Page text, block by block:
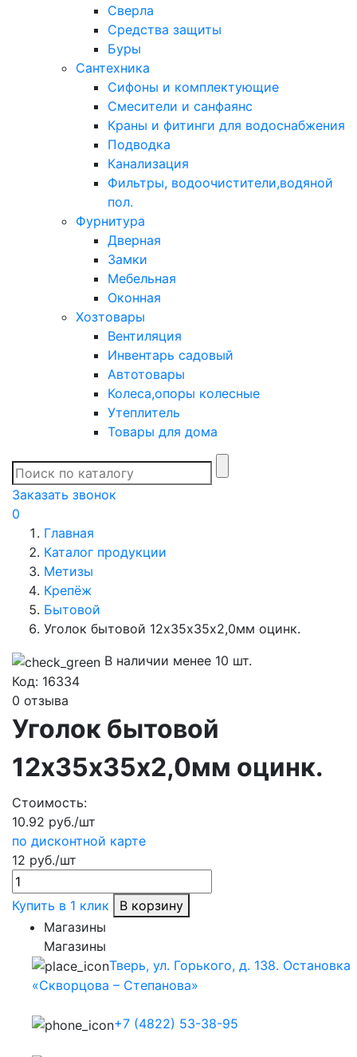
Сверла
Средства защиты
Буры
Сантехника
Сифоны и комплектующие
Смесители и санфаянс
Краны и фитинги для водоснабжения
Подводка
Канализация
Фильтры, водоочистители,водяной
пол.
Фурнитура
Дверная
Замки
Мебельная
Оконная
Хозтовары
Вентиляция
Инвентарь садовый
Автотовары
Колеса,опоры колесные
Утеплитель
Товары для дома
Заказать звонок
0
Главная
Каталог продукции
Метизы
Крепёж
Бытовой
Уголок бытовой 12х35х35х2,0мм оцинк.
В наличии менее 10 шт.
Код: 16334
0 отзыва
Уголок бытовой
12х35х35х2,0мм оцинк.
Стоимость:
10.92 руб./шт
по дисконтной карте
12 руб./шт
Купить в 1 клик
В корзину
Магазины
Магазины
Тверь, ул. Горького, д. 138. Остановка
«Скворцова – Степанова»
+7 (4822) 53-38-95